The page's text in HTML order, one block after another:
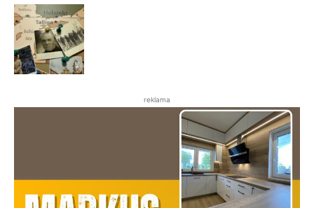
reklama